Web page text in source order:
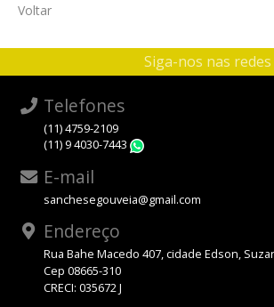
Voltar
Siga-nos nas
Telefones
(11) 4759-2109
(11) 9 4030-7443
E-mail
sanchesegouveia@gmail.com
Endereço
Rua Bahe Macedo 407, cidade Edson,
Cep 08665-310
CRECI: 035672 J